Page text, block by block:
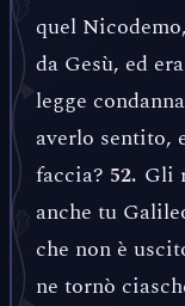
quel
da Gesù, ed
legge
averlo sentito,
faccia? 52. Gli
anche tu
che non è
ne tornò